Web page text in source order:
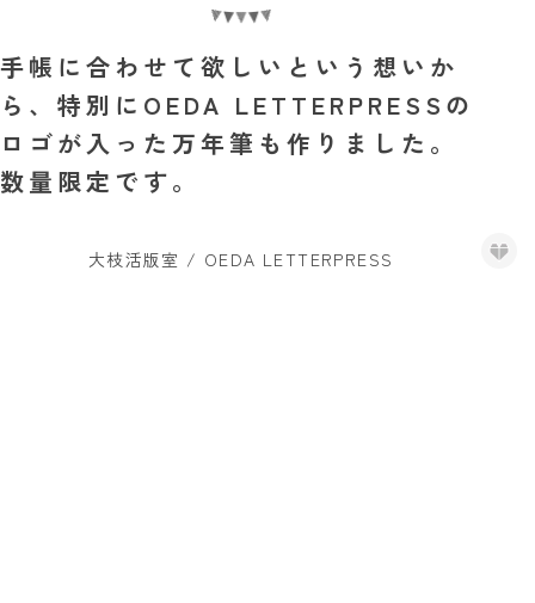
手帳に合わせて欲しいという想いか
ら、特別にOEDA LETTERPRESSの
ロゴが入った万年筆も作りました。
数量限定です。
大枝活版室 / OEDA LETTERPRESS